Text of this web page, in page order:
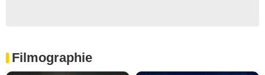
Filmographie